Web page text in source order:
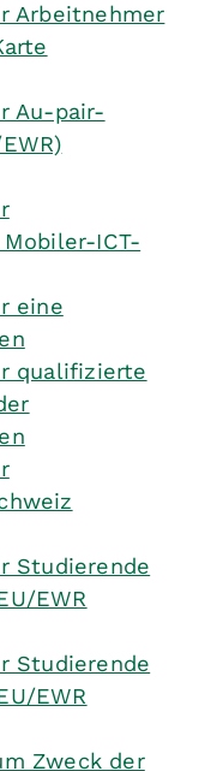
Arbeitnehmer
Au-pair-
ICT-
eine
qualifizierte
Studierende
EWR
Studierende
EWR
Zweck der